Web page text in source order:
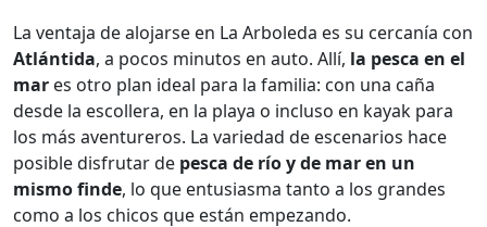
La ventaja de alojarse en La Arboleda es su cercanía con
Atlántida, a pocos minutos en auto. Allí, la pesca en el
mar es otro plan ideal para la familia: con una caña
desde la escollera, en la playa o incluso en kayak para
los más aventureros. La variedad de escenarios hace
posible disfrutar de pesca de río y de mar en un
mismo finde, lo que entusiasma tanto a los grandes
como a los chicos que están empezando.